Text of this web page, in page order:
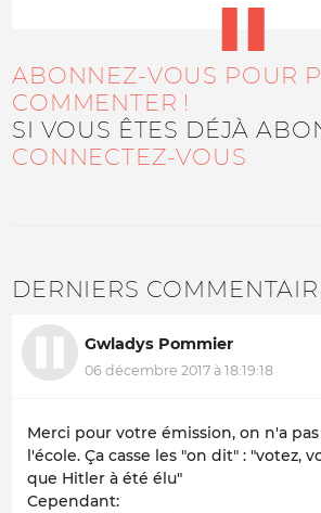
ABONNEZ-VOUS POUR
COMMENTER !
SI VOUS ÊTES DÉJÀ
CONNECTEZ-VOUS
DERNIERS
Gwladys Pommier
06 décembre 2017 à 18:19:18
Merci pour votre émission, on n'a
l'école. Ça casse les "on dit" : "votez,
que Hitler à été élu"
Cependant: